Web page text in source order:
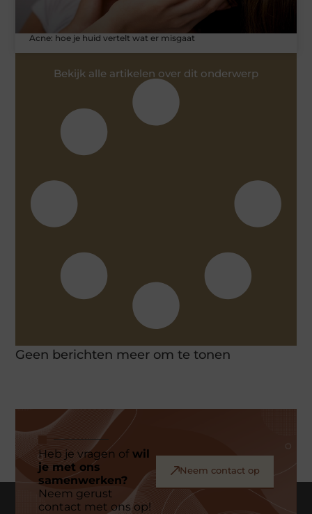
Acne: hoe je huid vertelt wat er misgaat
Bekijk alle artikelen over dit onderwerp
Geen berichten meer om te tonen
Heb je vragen ofwil
je met ons
samenwerken?
Neem gerust
contact met ons op!
Neem contact op